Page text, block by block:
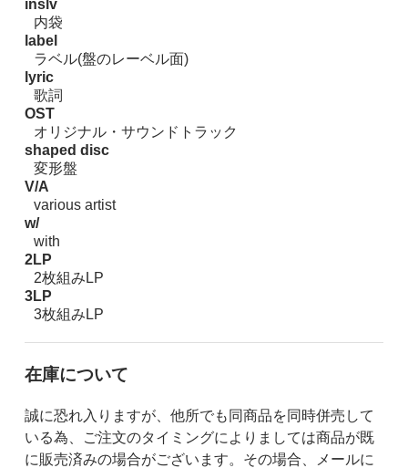
inslv
内袋
label
ラベル(盤のレーベル面)
lyric
歌詞
OST
オリジナル・サウンドトラック
shaped disc
変形盤
V/A
various artist
w/
with
2LP
2枚組みLP
3LP
3枚組みLP
在庫について
誠に恐れ入りますが、他所でも同商品を同時併売して
いる為、ご注文のタイミングによりましては商品が既
に販売済みの場合がございます。その場合、メールに